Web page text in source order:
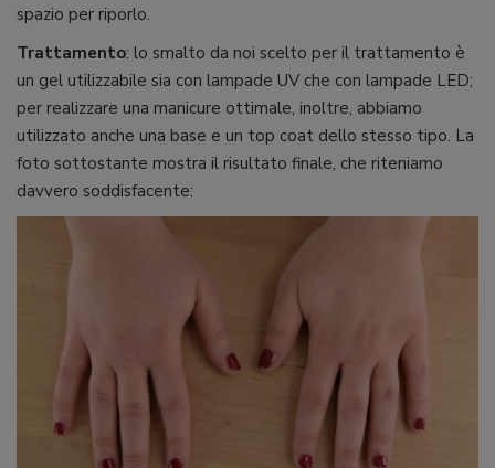
spazio per riporlo.
Trattamento: lo smalto da noi scelto per il trattamento è
un gel utilizzabile sia con lampade UV che con lampade LED;
per realizzare una manicure ottimale, inoltre, abbiamo
utilizzato anche una base e un top coat dello stesso tipo. La
foto sottostante mostra il risultato finale, che riteniamo
davvero soddisfacente: